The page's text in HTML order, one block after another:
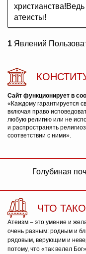
атеисты!
1 Явлений
Сайт функционирует в
«Каждому гарантируется
включая право
любую религию или не
и распространять
соответствии с ними».
Голубиная
ЧТО
Атеизм – это умение и
очень разным: родным и
рядовым, верующим и
потому, что «так велел